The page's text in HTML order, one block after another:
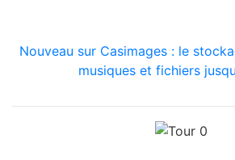
Nouveau sur Casimages : le
musiques et fichiers